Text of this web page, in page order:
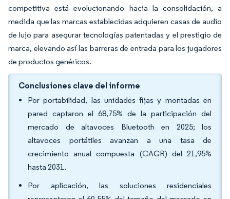
competitiva está evolucionando hacia la consolidación, a
medida que las marcas establecidas adquieren casas de audio
de lujo para asegurar tecnologías patentadas y el prestigio de
marca, elevando así las barreras de entrada para los jugadores
de productos genéricos.
Conclusiones clave del informe
Por portabilidad, las unidades fijas y montadas en
pared captaron el 68,75% de la participación del
mercado de altavoces Bluetooth en 2025; los
altavoces portátiles avanzan a una tasa de
crecimiento anual compuesta (CAGR) del 21,95%
hasta 2031.
Por aplicación, las soluciones residenciales